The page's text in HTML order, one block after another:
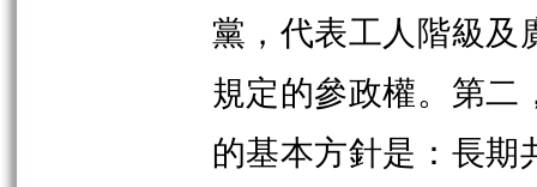
黨，代表工人階級及
規定的參政權。第二
的基本方針是：長